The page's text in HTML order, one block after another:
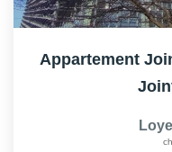
Appartement